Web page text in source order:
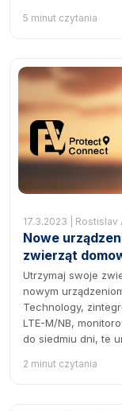
5 minut czytania
17.3.2023 |
Nowe
zwierząt
przyjaciółki
Utrzymaj swoje
nowym
Technology,
LTE-M/NB,
do siedmiu dni, te
2 minut czytania